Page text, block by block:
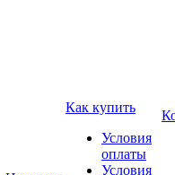
Как купить
Условия
оплаты
Условия